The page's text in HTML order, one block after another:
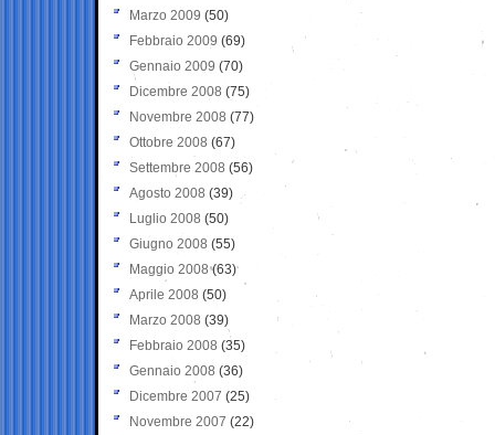
Marzo 2009 (50)
Febbraio 2009 (69)
Gennaio 2009 (70)
Dicembre 2008 (75)
Novembre 2008 (77)
Ottobre 2008 (67)
Settembre 2008 (56)
Agosto 2008 (39)
Luglio 2008 (50)
Giugno 2008 (55)
Maggio 2008(63)
Aprile 2008 (50)
Marzo 2008 (39)
Febbraio 2008 (35)
Gennaio 2008 (36)
Dicembre 2007 (25)
Novembre 2007 (22)